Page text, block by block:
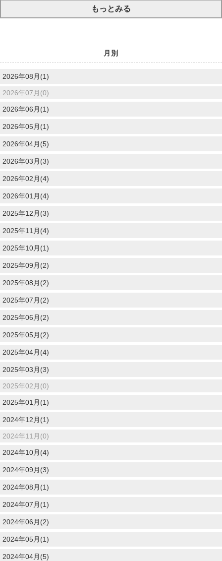
もっとみる
月別
2026年08月(1)
2026年07月(0)
2026年06月(1)
2026年05月(1)
2026年04月(5)
2026年03月(3)
2026年02月(4)
2026年01月(4)
2025年12月(3)
2025年11月(4)
2025年10月(1)
2025年09月(2)
2025年08月(2)
2025年07月(2)
2025年06月(2)
2025年05月(2)
2025年04月(4)
2025年03月(3)
2025年02月(0)
2025年01月(1)
2024年12月(1)
2024年11月(0)
2024年10月(4)
2024年09月(3)
2024年08月(1)
2024年07月(1)
2024年06月(2)
2024年05月(1)
2024年04月(5)